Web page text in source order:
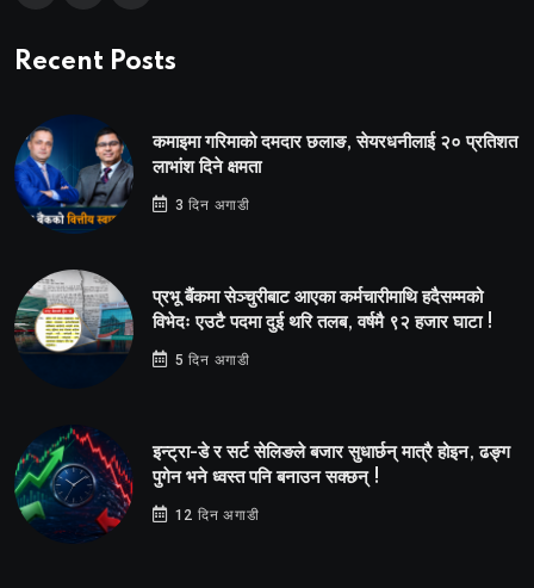
Recent Posts
कमाइमा गरिमाको दमदार छलाङ, सेयरधनीलाई २० प्रतिशत
लाभांश दिने क्षमता
3 दिन अगाडी
प्रभू बैंकमा सेञ्चुरीबाट आएका कर्मचारीमाथि हदैसम्मको
विभेदः एउटै पदमा दुई थरि तलब, वर्षमै ९२ हजार घाटा !
5 दिन अगाडी
इन्ट्रा-डे र सर्ट सेलिङले बजार सुधार्छन् मात्रै होइन, ढङ्ग
पुगेन भने ध्वस्त पनि बनाउन सक्छन् !
12 दिन अगाडी